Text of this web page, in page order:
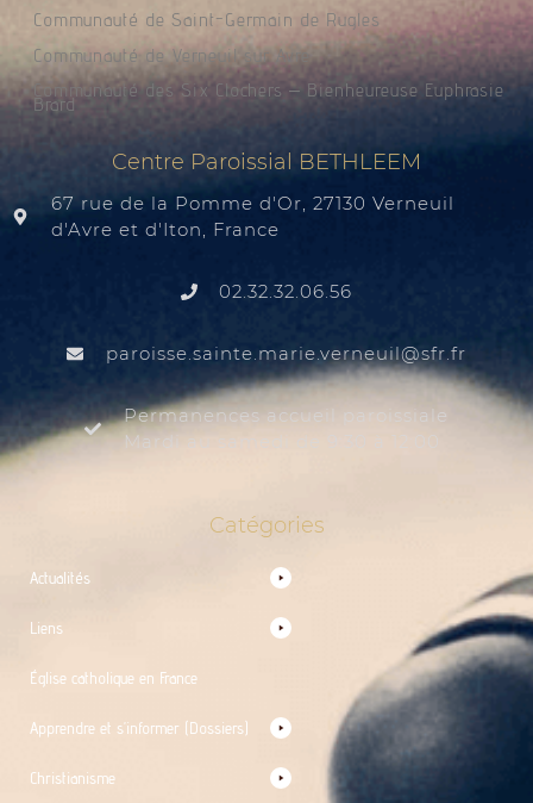
Communauté de Saint-Germain de Rugles
Communauté de Verneuil sur Avre
Communauté des Six Clochers – Bienheureuse Euphrasie
Brard
Centre Paroissial BETHLEEM
67 rue de la Pomme d'Or, 27130 Verneuil
d'Avre et d'Iton, France
02.32.32.06.56
rf.rfs
@liuenrev.eiram.etnias.essiorap
Permanences accueil paroissiale
Mardi au samedi de 9:30 à 12:00
Catégories
Actualités
Liens
Église catholique en France
Apprendre et s’informer (Dossiers)
Christianisme